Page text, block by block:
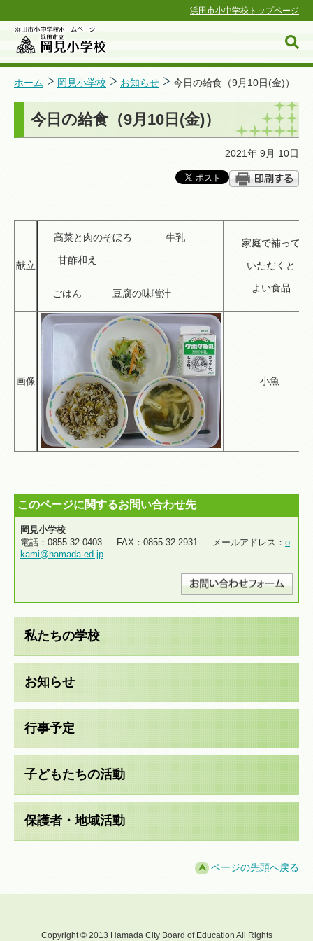
浜田市小中学校トップページ
浜田市小中学校ホームページ
ホーム 岡見小学校 お知らせ 今日の給食（9月10日(金)）
今日の給食（9月10日(金)）
2021年 9月 10日
献立
高菜と肉のそぼろ 牛乳
甘酢和え
ごはん 豆腐の味噌汁
家庭で補って
いただくと
よい食品
画像 小魚
このページに関するお問い合わせ先
岡見小学校
電話：0855-32-0403 FAX：0855-32-2931 メールアドレス： o
kami@hamada.ed.jp
私たちの学校
お知らせ
行事予定
子どもたちの活動
保護者・地域活動
ページの先頭へ戻る
Copyright © 2013 Hamada City Board of Education All Rights